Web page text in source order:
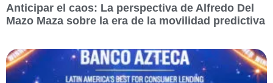
Anticipar el caos: La perspectiva de Alfredo Del
Mazo Maza sobre la era de la movilidad predictiva